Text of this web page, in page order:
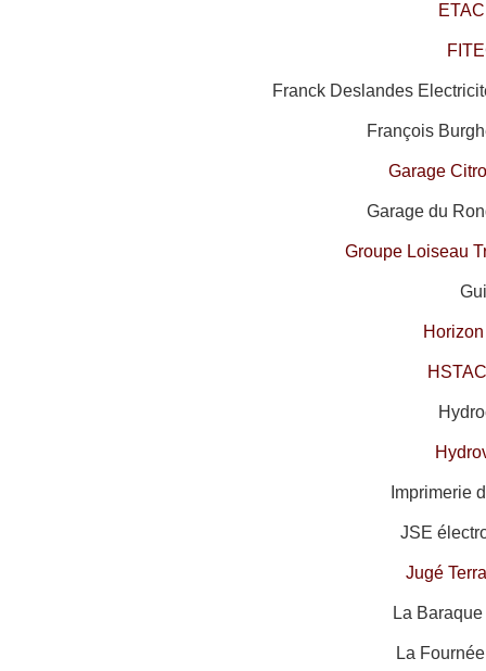
ETAC
Franck Deslandes
François
Garage
Garage du
Groupe Loiseau
Imprimerie
JSE
Jugé
La
La